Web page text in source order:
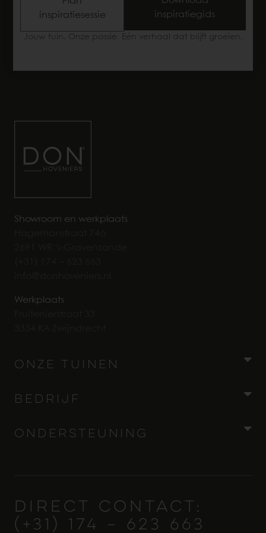
Van designtuinmeubels, tegels en buitendouches tot
inspiratiesessie
inspiratiegids
Jouw tuin. Onze passie. Eén verhaal dat blijft groeien.
Showroom en werkplaats
Werkplaats
Onze Tuinen
Wellness tuinen
Landelijke tuinen
Klassieke tuinen
Bedrijf
Over ons
Onze tuinen
Maatschappelijk Verantwoord Ondernemen
Ondersteuning
Tuinaanleg
DIRECT CONTACT:
(+31) 174 – 623 663